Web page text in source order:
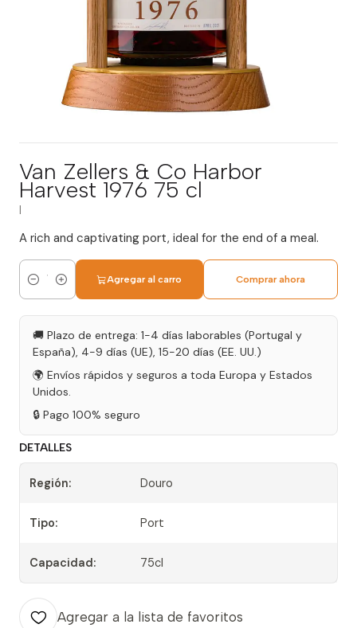
Van Zellers & Co Harbor
Harvest 1976 75 cl
A rich and captivating port, ideal for the end of a meal.
Cantidad
Agregar al carro Comprar ahora
🚚 Plazo de entrega: 1-4 días laborables (Portugal y
España), 4-9 días (UE), 15-20 días (EE. UU.)
🌍 Envíos rápidos y seguros a toda Europa y Estados
Unidos.
🔒 Pago 100% seguro
DETALLES
Región: Douro
Tipo: Port
Capacidad: 75cl
Agregar a la lista de favoritos